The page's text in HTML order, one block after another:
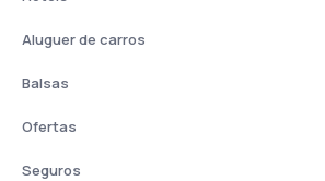
Aluguer de carros
Balsas
Ofertas
Seguros